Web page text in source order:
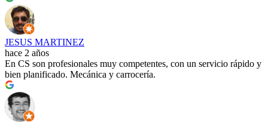
JESUS MARTINEZ
hace 2 años
En CS son profesionales muy competentes, con un servicio rápido y
bien planificado. Mecánica y carrocería.